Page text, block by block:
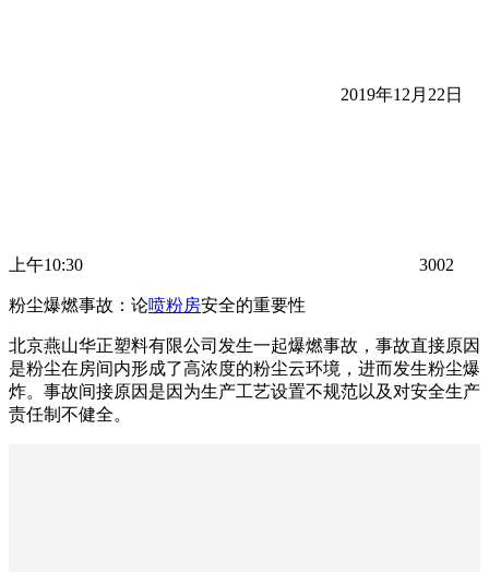
2019年12月22日
上午10:30 3002
粉尘爆燃事故：论喷粉房安全的重要性
北京燕山华正塑料有限公司发生一起爆燃事故，事故直接原因
是粉尘在房间内形成了高浓度的粉尘云环境，进而发生粉尘爆
炸。事故间接原因是因为生产工艺设置不规范以及对安全生产
责任制不健全。